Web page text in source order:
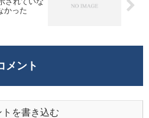
かった
メント
トを書き込む